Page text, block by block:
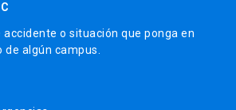
o situación que ponga en
de algún campus.